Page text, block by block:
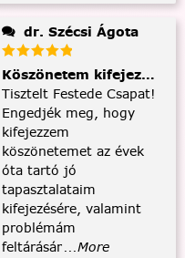
dr. Szécsi Ágota
Köszönetem kifejezése
Tisztelt Festede Csapat!
Engedjék meg, hogy
kifejezzem
köszönetemet az évek
óta tartó jó
tapasztalataim
kifejezésére, valamint
problémám
feltárásár...More